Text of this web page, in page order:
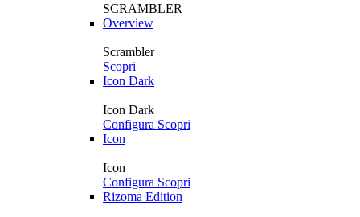
SCRAMBLER
Overview
Scrambler
Scopri
Icon Dark
Icon Dark
Configura Scopri
Icon
Icon
Configura Scopri
Rizoma Edition